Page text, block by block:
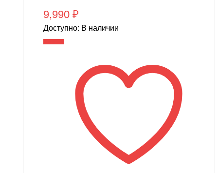
9,990 ₽
Доступно: В наличии